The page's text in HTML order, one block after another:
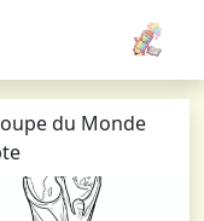
du Monde